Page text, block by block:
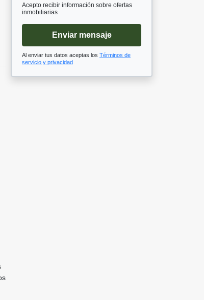
Acepto recibir información sobre ofertas
inmobiliarias
Enviar mensaje
Al enviar tus datos aceptas los Términos de
servicio y privacidad